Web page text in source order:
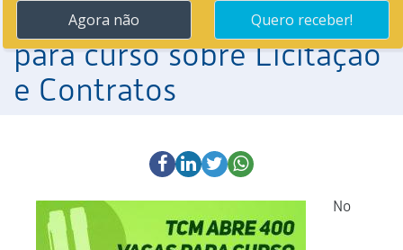
TCM-CE abre 400 vagas
para curso sobre Licitação
e Contratos
No